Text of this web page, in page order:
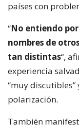
países con
“No entiendo
nombres de
tan distintas“,
experiencia
“muy
polarización.
También